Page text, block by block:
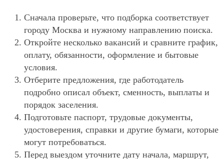
Сначала проверьте, что подборка соответствует
городу Москва и нужному направлению поиска.
Откройте несколько вакансий и сравните график,
оплату, обязанности, оформление и бытовые
условия.
Отберите предложения, где работодатель
подробно описал объект, сменность, выплаты и
порядок заселения.
Подготовьте паспорт, трудовые документы,
удостоверения, справки и другие бумаги, которые
могут потребоваться.
Перед выездом уточните дату начала, маршрут,